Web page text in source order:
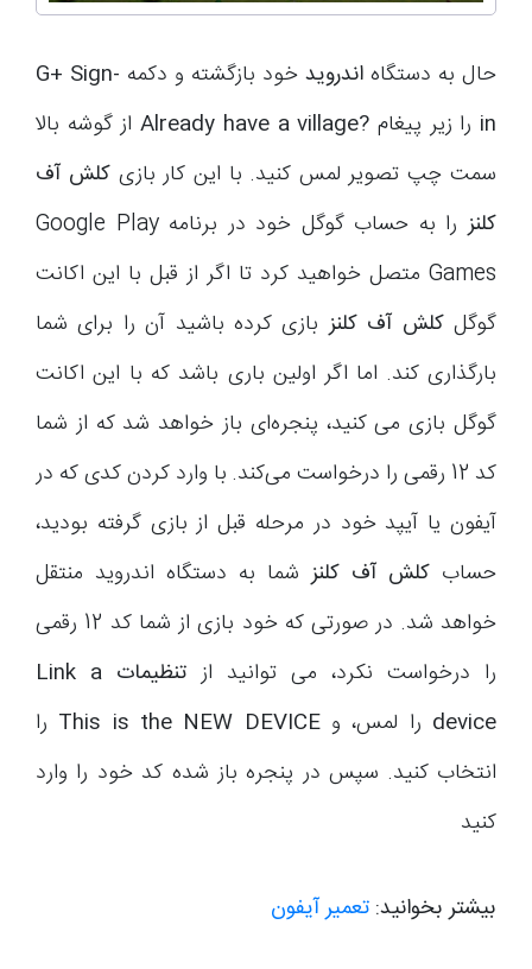
حال به دستگاه اندروید خود بازگشته و دکمه G+ Sign-
in را زیر پیغام Already have a village?از گوشه بالا
سمت چپ تصویر لمس کنید. با این کار بازیکلش آف
کلنزرا به حساب گوگل خود در برنامهGoogle Play
Games متصل خواهید کرد تا اگر از قبل با این اکانت
گوگلکلش آف کلنزبازی کرده باشید آن را برای شما
بارگذاری کند. اما اگر اولین باری باشد که با این اکانت
گوگل بازی می­ کنید، پنجره‌ای باز خواهد شد که از شما
کد 12 رقمی را درخواست می­‌کند. با وارد کردن کدی که در
آیفون یا آیپد خود در مرحله قبل از بازی گرفته بودید،
حساب کلش آف کلنزشما به دستگاه اندروید منتقل
خواهد شد. در صورتی که خود بازی از شما کد 12 رقمی
را درخواست نکرد، می توانید از تنظیمات Link a
device را لمس، وThis is the NEW DEVICE را
انتخاب کنید. سپس در پنجره باز شده کد خود را وارد
کنید
بیشتر بخوانید: تعمیر آیفون